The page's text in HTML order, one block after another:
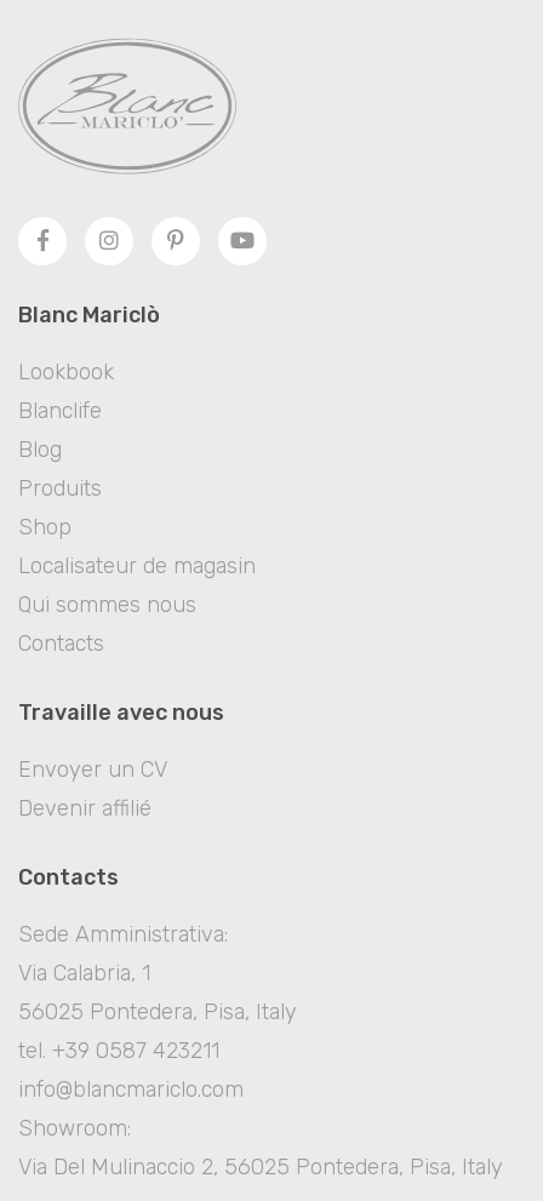
Blanc Mariclò
Lookbook
Blanclife
Blog
Produits
Shop
Localisateur de magasin
Qui sommes nous
Contacts
Travaille avec nous
Envoyer un CV
Devenir affilié
Contacts
Sede Amministrativa:
Via Calabria, 1
56025 Pontedera, Pisa, Italy
tel. +39 0587 423211
info@blancmariclo.com
Showroom:
Via Del Mulinaccio 2, 56025 Pontedera, Pisa, Italy